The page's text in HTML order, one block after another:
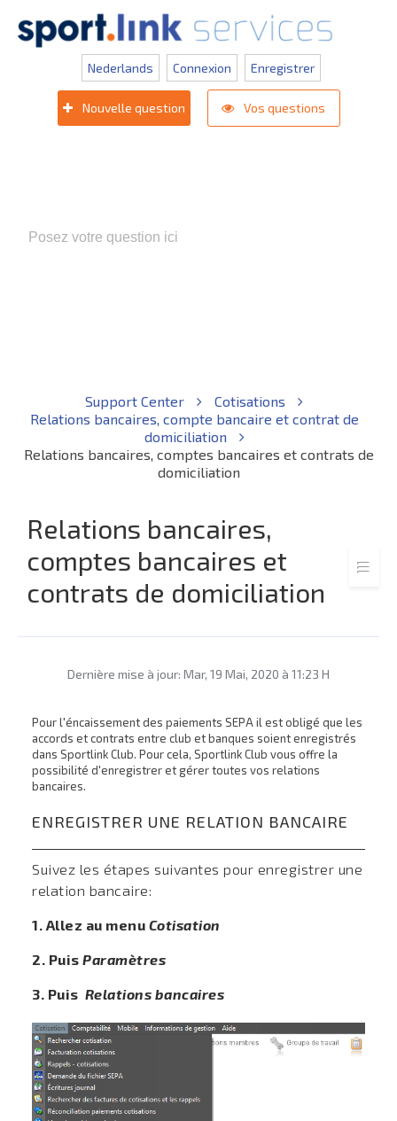
Nederlands Connexion Enregistrer
Nouvelle question Vos questions
Support Center
Cotisations
Relations bancaires, compte bancaire et contrat de
domiciliation
Relations bancaires, comptes bancaires et contrats de
domiciliation
Relations bancaires,
comptes bancaires et
contrats de domiciliation
Dernière mise à jour: Mar, 19 Mai, 2020 à 11:23 H
Pour l'éncaissement des paiements SEPA il est obligé que les
accords et contrats entre club et banques soient enregistrés
dans Sportlink Club. Pour cela, Sportlink Club vous offre la
possibilité d'enregistrer et gérer toutes vos relations
bancaires.
ENREGISTRER UNE RELATION BANCAIRE
Suivez les étapes suivantes pour enregistrer une
relation bancaire:
1. Allez au menu Cotisation
2. Puis Paramètres
3. Puis Relations bancaires